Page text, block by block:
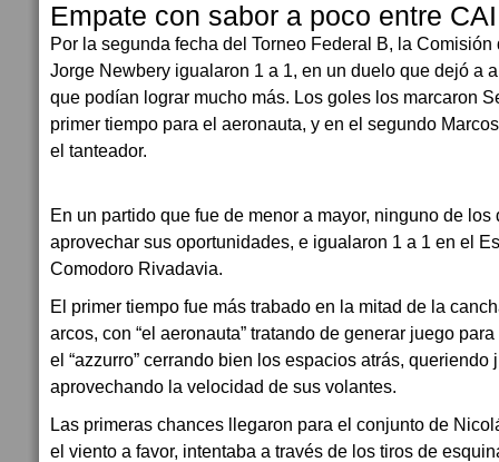
Empate con sabor a poco entre
Por la segunda fecha del Torneo Federal B, la
Jorge Newbery igualaron 1 a 1, en un duelo que dejó a
que podían lograr mucho más. Los goles los marcaron
primer tiempo para el aeronauta, y en el segundo
el tanteador.
En un partido que fue de menor a mayor, ninguno de
aprovechar sus oportunidades, e igualaron 1 a 1 en el
Comodoro Rivadavia.
El primer tiempo fue más trabado en la mitad de la
arcos, con “el aeronauta” tratando de generar juego
el “azzurro” cerrando bien los espacios atrás, queriendo
aprovechando la velocidad de sus volantes.
Las primeras chances llegaron para el conjunto de
el viento a favor, intentaba a través de los tiros de